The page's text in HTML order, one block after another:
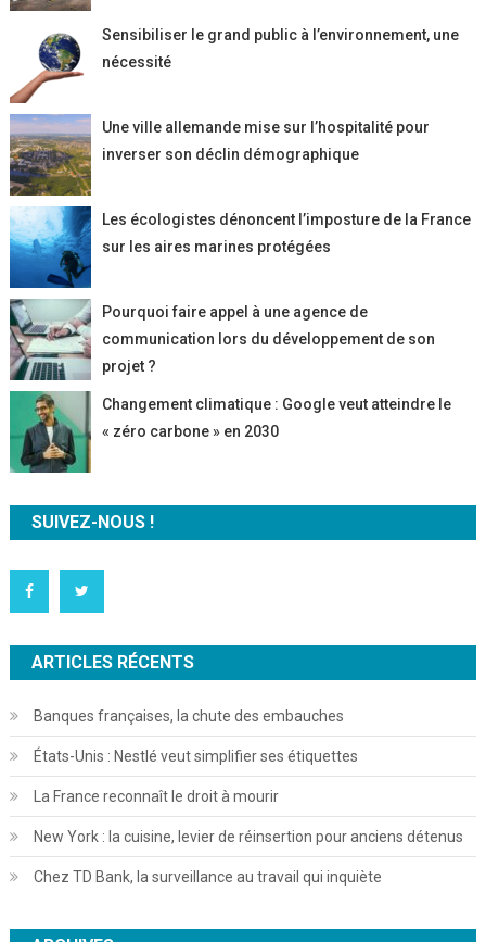
Sensibiliser le grand public à l’environnement, une
nécessité
Une ville allemande mise sur l’hospitalité pour
inverser son déclin démographique
Les écologistes dénoncent l’imposture de la France
sur les aires marines protégées
Pourquoi faire appel à une agence de
communication lors du développement de son
projet ?
Changement climatique : Google veut atteindre le
« zéro carbone » en 2030
SUIVEZ-NOUS !
ARTICLES RÉCENTS
Banques françaises, la chute des embauches
États-Unis : Nestlé veut simplifier ses étiquettes
La France reconnaît le droit à mourir
New York : la cuisine, levier de réinsertion pour anciens détenus
Chez TD Bank, la surveillance au travail qui inquiète